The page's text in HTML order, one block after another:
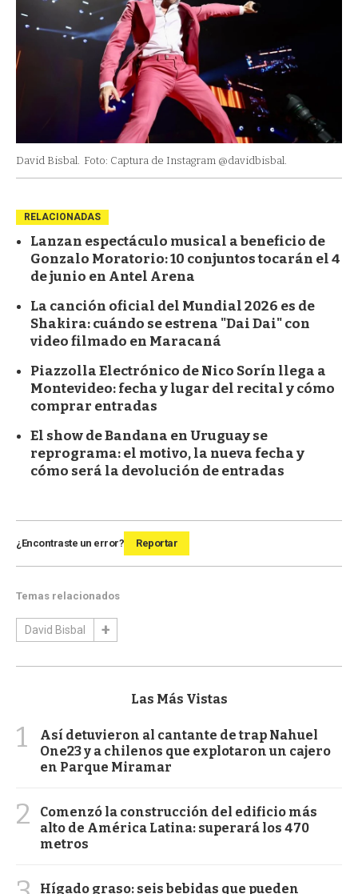
David Bisbal. Foto: Captura de Instagram @davidbisbal.
RELACIONADAS
Lanzan espectáculo musical a beneficio de
Gonzalo Moratorio: 10 conjuntos tocarán el 4
de junio en Antel Arena
La canción oficial del Mundial 2026 es de
Shakira: cuándo se estrena "Dai Dai" con
video filmado en Maracaná
Piazzolla Electrónico de Nico Sorín llega a
Montevideo: fecha y lugar del recital y cómo
comprar entradas
El show de Bandana en Uruguay se
reprograma: el motivo, la nueva fecha y
cómo será la devolución de entradas
¿Encontraste un error? Reportar
Temas relacionados
David Bisbal
Las Más Vistas
1
Así detuvieron al cantante de trap Nahuel
One23 y a chilenos que explotaron un cajero
en Parque Miramar
2
Comenzó la construcción del edificio más
alto de América Latina: superará los 470
metros
Hígado graso: seis bebidas que pueden